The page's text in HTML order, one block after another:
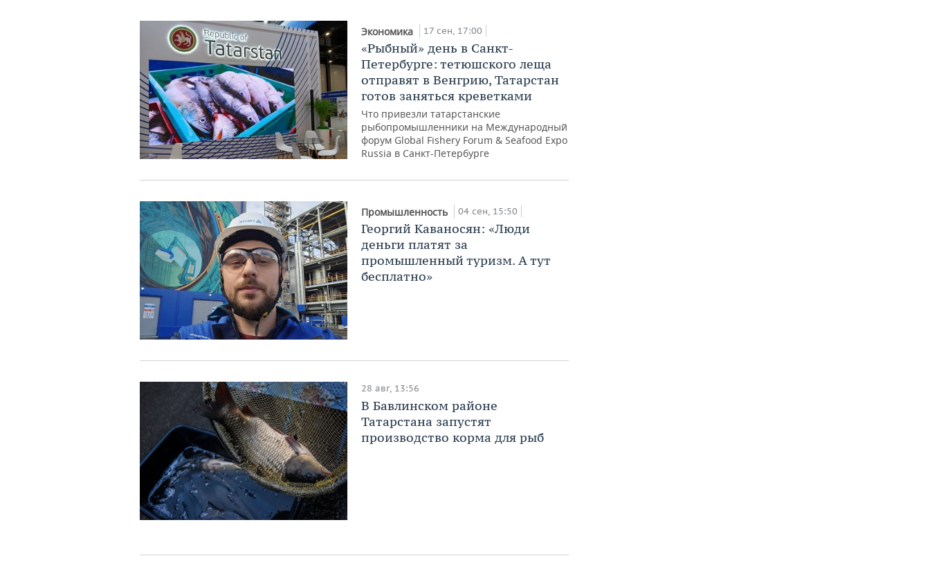
Экономика 17 сен, 17:00
«Рыбный» день в Санкт-
Петербурге: тетюшского леща
отправят в Венгрию, Татарстан
готов заняться креветками
Что привезли татарстанские
рыбопромышленники на Международный
форум Global Fishery Forum & Seafood Expo
Russia в Санкт-Петербурге
Промышленность 04 сен, 15:50
Георгий Каваносян: «Люди
деньги платят за
промышленный туризм. А тут
бесплатно»
28 авг, 13:56
В Бавлинском районе
Татарстана запустят
производство корма для рыб